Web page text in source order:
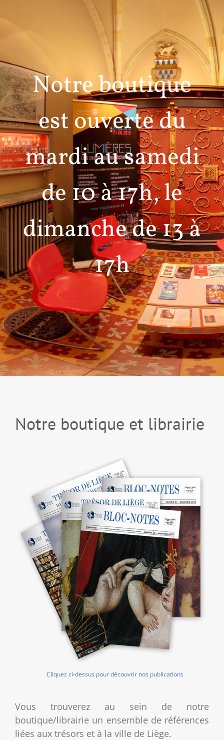
Notre boutique
est ouverte du
mardi au samedi
de 10 à 17h, le
dimanche de 13 à
17h
Notre boutique et librairie
Cliquez ci-dessus pour découvrir nos publications
Vous trouverez au sein de notre
boutique/librairie un ensemble de références
liées aux trésors et à la ville de Liège.